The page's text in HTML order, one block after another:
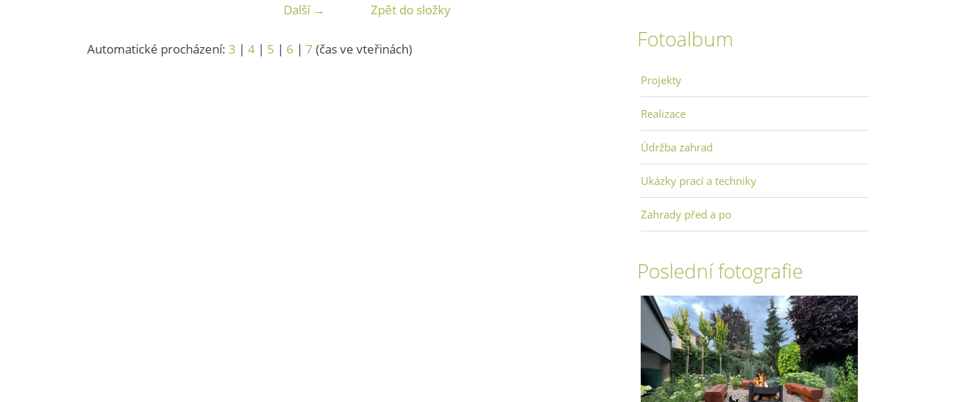
Další → Zpět do složky
Automatické procházení: 3 | 4 | 5 | 6 | 7 (čas ve vteřinách) Fotoalbum
Projekty
Realizace
Údržba zahrad
Ukázky prací a techniky
Zahrady před a po
Poslední fotografie